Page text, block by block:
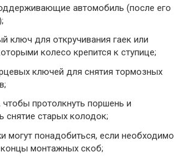
автомобиль (после его
ключ для откручивания гаек или
колесо крепится к ступице;
ключей для снятия тормозных
чтобы протолкнуть поршень и
снятие старых колодок;
могут понадобиться, если необходимо
концы монтажных скоб;